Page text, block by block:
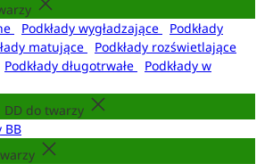
Podkłady wygładzające
Podkłady
matujące
Podkłady rozświetlające
Podkłady długotrwałe
Podkłady w
DD do twarzy
BB